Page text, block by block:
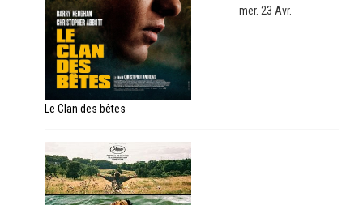
Le Clan des bêtes
mer. 23 Avr.